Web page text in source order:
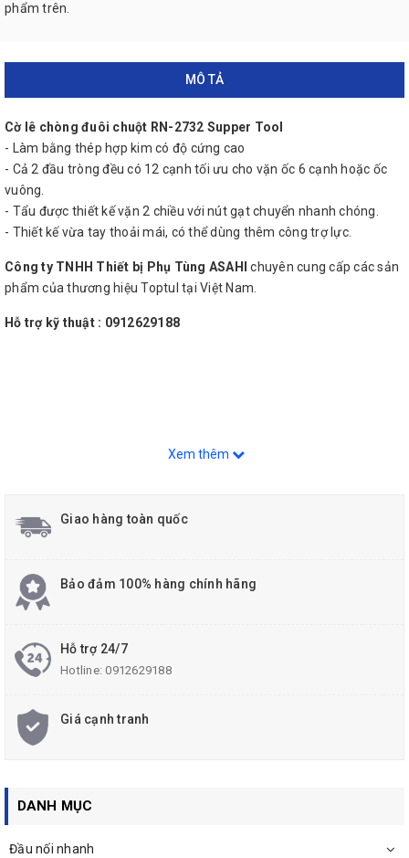
phẩm trên.
MÔ TẢ
Cờ lê chòng đuôi chuột RN-2732 Supper Tool
- Làm bằng thép hợp kim có độ cứng cao
- Cả 2 đầu tròng đều có 12 cạnh tối ưu cho vặn ốc 6 cạnh hoặc ốc
vuông.
- Tẩu được thiết kế vặn 2 chiều với nút gạt chuyển nhanh chóng.
- Thiết kế vừa tay thoải mái, có thể dùng thêm công trợ lực.
Công ty TNHH Thiết bị Phụ Tùng ASAHIchuyên cung cấp các sản
phẩm của thương hiệu Toptul tại Việt Nam.
Hỗ trợ kỹ thuật : 0912629188
Xem thêm
Giao hàng toàn quốc
Bảo đảm 100% hàng chính hãng
Hỗ trợ 24/7
Hotline:0912629188
Giá cạnh tranh
DANH MỤC
Đầu nối nhanh